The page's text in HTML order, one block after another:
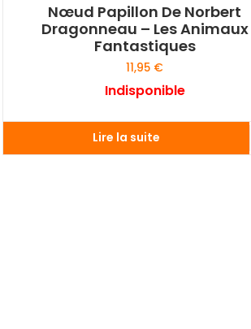
Nœud Papillon De Norbert
Dragonneau – Les Animaux
Fantastiques
11,95 €
Indisponible
Lire la suite